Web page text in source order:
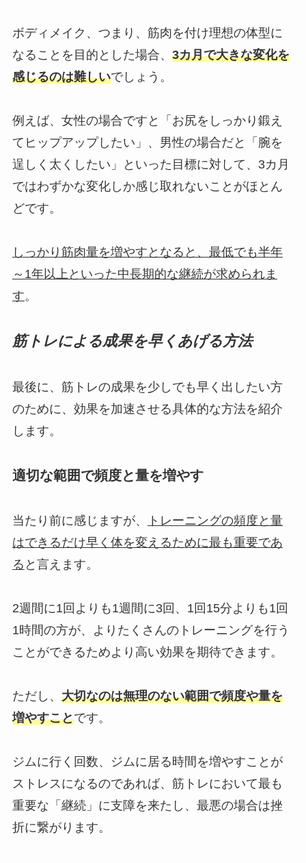
ボディメイク、つまり、筋肉を付け理想の体型に
なることを目的とした場合、 3カ月で大きな変化を
感じるのは難しいでしょう。
例えば、女性の場合ですと「お尻をしっかり鍛え
てヒップアップしたい」、男性の場合だと「腕を
逞しく太くしたい」といった目標に対して、3カ月
ではわずかな変化しか感じ取れないことがほとん
どです。
しっかり筋肉量を増やすとなると、最低でも半年
～1年以上といった中長期的な継続が求められま
す。
筋トレによる成果を早くあげる方法
最後に、筋トレの成果を少しでも早く出したい方
のために、効果を加速させる具体的な方法を紹介
します。
適切な範囲で頻度と量を増やす
当たり前に感じますが、
トレーニングの頻度と量
はできるだけ早く体を変えるために最も重要であ
る と言えます。
2週間に1回よりも1週間に3回、1回15分よりも1回
1時間の方が、よりたくさんのトレーニングを行う
ことができるためより高い効果を期待できます。
ただし、 大切なのは無理のない範囲で頻度や量を
増やすことです。
ジムに行く回数、ジムに居る時間を増やすことが
ストレスになるのであれば、筋トレにおいて最も
重要な「継続」に支障を来たし、最悪の場合は挫
折に繋がります。